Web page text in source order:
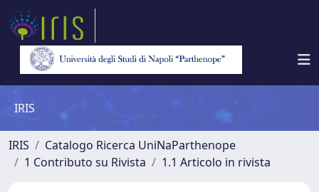
IRIS
IRIS
Catalogo Ricerca UniNaParthenope
1 Contributo su Rivista
1.1 Articolo in rivista